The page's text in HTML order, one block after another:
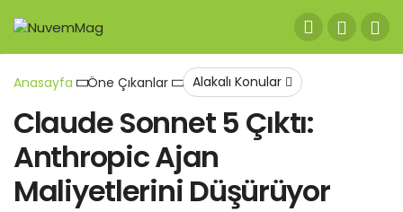
Anasayfa Öne Çıkanlar Alakalı Konular
Claude Sonnet 5 Çıktı:
Anthropic Ajan
Maliyetlerini Düşürüyor